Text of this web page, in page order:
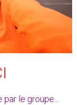
le groupe...